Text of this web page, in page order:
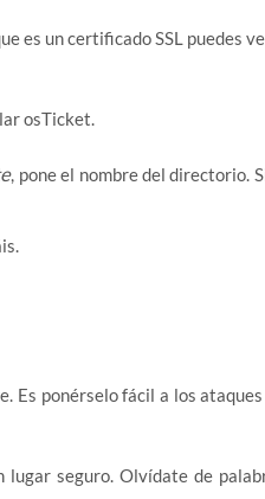
es un certificado SSL puedes
osTicket.
, pone el nombre del directorio.
Es ponérselo fácil a los
seguro. Olvídate de